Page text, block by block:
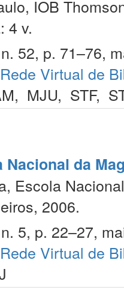
IOB
4 v.
52, p. 71–76,
Rede Virtual de
, MJU, STF,
Nacional da
Escola
2006.
5, p. 22–27,
Rede Virtual de